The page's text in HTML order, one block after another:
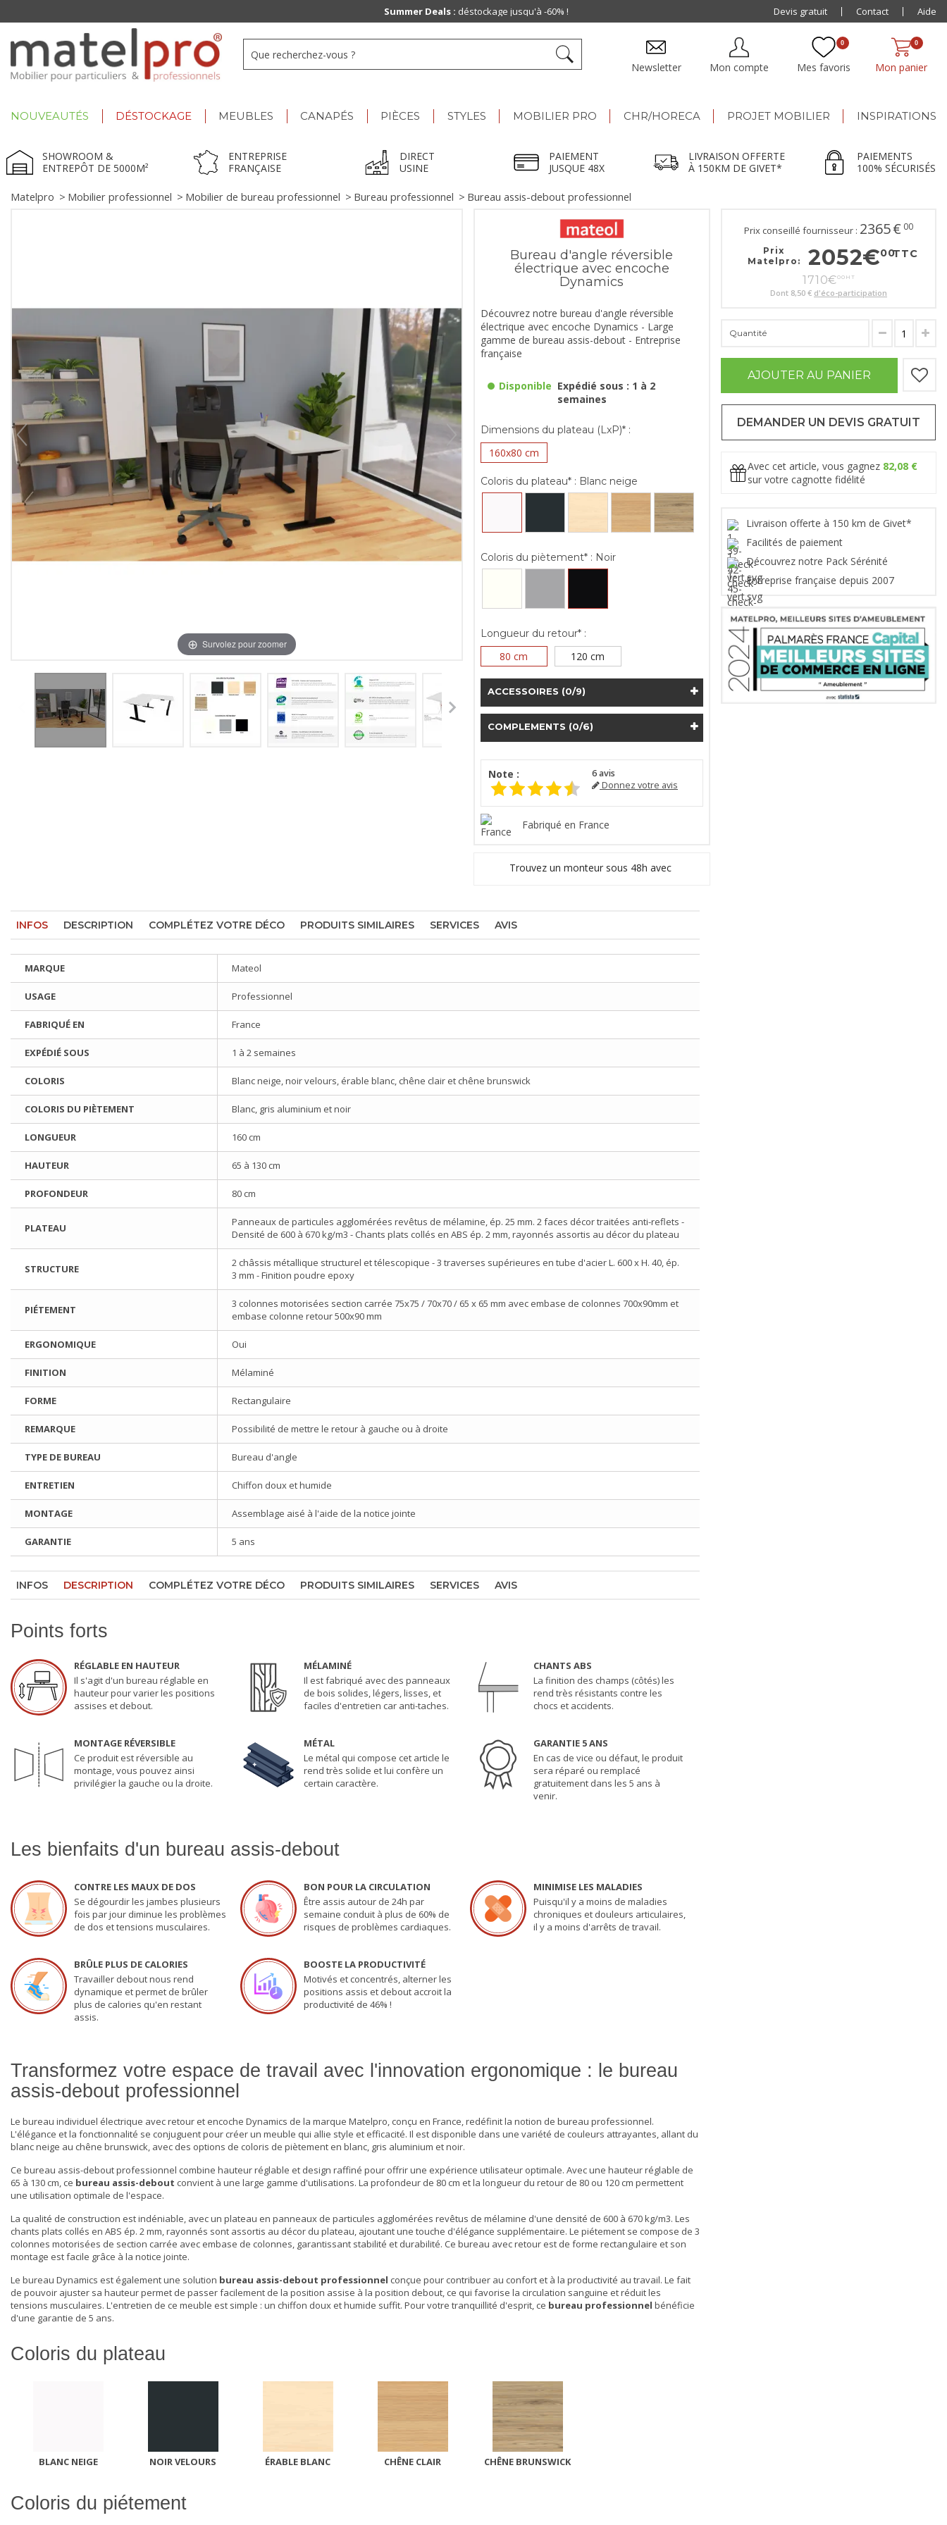
Mon panier
0
Mes favoris
0
Mon compte
Newsletter
NOUVEAUTÉS DÉSTOCKAGE MEUBLES CANAPÉS PIÈCES STYLES MOBILIER PRO CHR/HORECA PROJET MOBILIER INSPIRATIONS
SHOWROOM &
ENTREPÔT DE 5000M²
ENTREPRISE
FRANÇAISE
DIRECT
USINE
PAIEMENT
JUSQUE 48X
LIVRAISON OFFERTE
À 150KM DE GIVET*
PAIEMENTS
100% SÉCURISÉS
Matelpro > Mobilier professionnel > Mobilier de bureau professionnel > Bureau professionnel > Bureau assis-debout professionnel
Survolez pour zoomer
Bureau d'angle réversible
électrique avec encoche
Dynamics
Découvrez notre bureau d'angle réversible
électrique avec encoche Dynamics - Large
gamme de bureau assis-debout - Entreprise
française
Disponible Expédié sous : 1 à 2
semaines
Dimensions du plateau (LxP)* :
160x80 cm
Coloris du plateau* : Blanc neige
Coloris du piètement* : Noir
Longueur du retour* :
80 cm 120 cm
ACCESSOIRES (0/9)
COMPLEMENTS (0/6)
Note : 6avis
Donnez votre avis
Fabriqué en France
Trouvez un monteur sous 48h avec
INFOS DESCRIPTION COMPLÉTEZ VOTRE DÉCO PRODUITS SIMILAIRES SERVICES AVIS
MARQUE Mateol
USAGE Professionnel
FABRIQUÉ EN France
EXPÉDIÉ SOUS 1 à 2 semaines
COLORIS Blanc neige, noir velours, érable blanc, chêne clair et chêne brunswick
COLORIS DU PIÈTEMENT Blanc, gris aluminium et noir
LONGUEUR 160 cm
HAUTEUR 65 à 130 cm
PROFONDEUR 80 cm
PLATEAU
Panneaux de particules agglomérées revêtus de mélamine, ép. 25 mm. 2 faces décor traitées anti-reflets -
Densité de 600 à 670 kg/m3 - Chants plats collés en ABS ép. 2 mm, rayonnés assortis au décor du plateau
STRUCTURE
2 châssis métallique structurel et télescopique - 3 traverses supérieures en tube d'acier L. 600 x H. 40, ép.
3 mm - Finition poudre epoxy
PIÉTEMENT
3 colonnes motorisées section carrée 75x75 / 70x70 / 65 x 65 mm avec embase de colonnes 700x90mm et
embase colonne retour 500x90 mm
ERGONOMIQUE Oui
FINITION Mélaminé
FORME Rectangulaire
REMARQUE Possibilité de mettre le retour à gauche ou à droite
TYPE DE BUREAU Bureau d'angle
ENTRETIEN Chiffon doux et humide
MONTAGE Assemblage aisé à l'aide de la notice jointe
GARANTIE 5 ans
INFOS DESCRIPTION COMPLÉTEZ VOTRE DÉCO PRODUITS SIMILAIRES SERVICES AVIS
Points forts
RÉGLABLE EN HAUTEUR
Il s'agit d'un bureau réglable en
hauteur pour varier les positions
assises et debout.
MÉLAMINÉ
Il est fabriqué avec des panneaux
de bois solides, légers, lisses, et
faciles d'entretien car anti-taches.
CHANTS ABS
La finition des champs (côtés) les
rend très résistants contre les
chocs et accidents.
MONTAGE RÉVERSIBLE
Ce produit est réversible au
montage, vous pouvez ainsi
privilégier la gauche ou la droite.
MÉTAL
Le métal qui compose cet article le
rend très solide et lui confère un
certain caractère.
GARANTIE 5 ANS
En cas de vice ou défaut, le produit
sera réparé ou remplacé
gratuitement dans les 5 ans à
venir.
Les bienfaits d'un bureau assis-debout
CONTRE LES MAUX DE DOS
Se dégourdir les jambes plusieurs
fois par jour diminue les problèmes
de dos et tensions musculaires.
BON POUR LA CIRCULATION
Être assis autour de 24h par
semaine conduit à plus de 60% de
risques de problèmes cardiaques.
MINIMISE LES MALADIES
Puisqu'il y a moins de maladies
chroniques et douleurs articulaires,
il y a moins d'arrêts de travail.
BRÛLE PLUS DE CALORIES
Travailler debout nous rend
dynamique et permet de brûler
plus de calories qu'en restant
assis.
BOOSTE LA PRODUCTIVITÉ
Motivés et concentrés, alterner les
positions assis et debout accroit la
productivité de 46% !
Transformez votre espace de travail avec l'innovation ergonomique : le bureau
assis-debout professionnel
Le bureau individuel électrique avec retour et encoche Dynamics de la marque Matelpro, conçu en France, redéfinit la notion de bureau professionnel.
L'élégance et la fonctionnalité se conjuguent pour créer un meuble qui allie style et efficacité. Il est disponible dans une variété de couleurs attrayantes, allant du
blanc neige au chêne brunswick, avec des options de coloris de piètement en blanc, gris aluminium et noir.
Ce bureau assis-debout professionnel combine hauteur réglable et design raffiné pour offrir une expérience utilisateur optimale. Avec une hauteur réglable de
65 à 130 cm, ce bureau assis-debout convient à une large gamme d'utilisations. La profondeur de 80 cm et la longueur du retour de 80 ou 120 cm permettent
une utilisation optimale de l'espace.
La qualité de construction est indéniable, avec un plateau en panneaux de particules agglomérées revêtus de mélamine d'une densité de 600 à 670 kg/m3. Les
chants plats collés en ABS ép. 2 mm, rayonnés sont assortis au décor du plateau, ajoutant une touche d'élégance supplémentaire. Le piétement se compose de 3
colonnes motorisées de section carrée avec embase de colonnes, garantissant stabilité et durabilité. Ce bureau avec retour est de forme rectangulaire et son
montage est facile grâce à la notice jointe.
Le bureau Dynamics est également une solution bureau assis-debout professionnel conçue pour contribuer au confort et à la productivité au travail. Le fait
de pouvoir ajuster sa hauteur permet de passer facilement de la position assise à la position debout, ce qui favorise la circulation sanguine et réduit les
tensions musculaires. L'entretien de ce meuble est simple : un chiffon doux et humide suffit. Pour votre tranquillité d'esprit, ce bureau professionnel bénéficie
d'une garantie de 5 ans.
Coloris du plateau
BLANC NEIGE NOIR VELOURS ÉRABLE BLANC CHÊNE CLAIR CHÊNE BRUNSWICK
Coloris du piétement
Prix conseillé fournisseur : 2365€ 00
Prix
Matelpro:
2052€00TTC
1710€00 HT
Dont 8,50 € d'éco-participation
Quantité
AJOUTER AU PANIER
DEMANDER UN DEVIS GRATUIT
Avec cet article, vous gagnez 82,08 €
sur votre cagnotte fidélité
Livraison offerte à 150 km de Givet*
Facilités de paiement
Découvrez notre Pack Sérénité
Entreprise française depuis 2007
Summer Deals : déstockage jusqu'à -60% ! Paiement jusqu'à48x
Devis gratuit Contact Aide